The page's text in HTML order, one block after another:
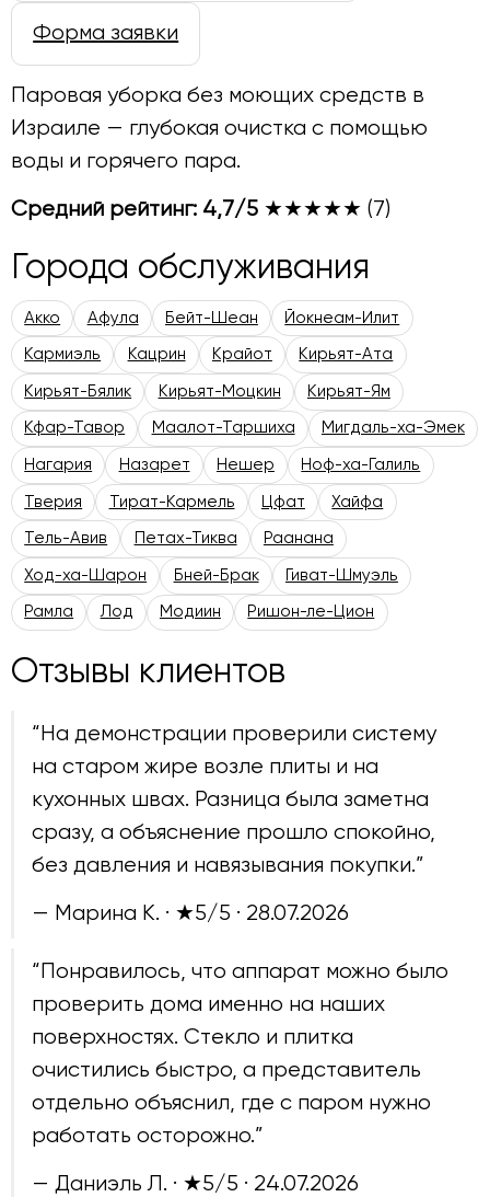
Форма заявки
Паровая уборка без моющих средств в
Израиле — глубокая очистка с помощью
воды и горячего пара.
Средний рейтинг: 4,7/5 ★★★★★ (7)
Города обслуживания
Акко Афула Бейт-Шеан Йокнеам-Илит
Кармиэль Кацрин Крайот Кирьят-Ата
Кирьят-Бялик Кирьят-Моцкин Кирьят-Ям
Кфар-Тавор Маалот-Таршиха Мигдаль-ха-Эмек
Нагария Назарет Нешер Ноф-ха-Галиль
Тверия Тират-Кармель Цфат Хайфа
Тель-Авив Петах-Тиква Раанана
Ход-ха-Шарон Бней-Брак Гиват-Шмуэль
Рамла Лод Модиин Ришон-ле-Цион
Отзывы клиентов
“На демонстрации проверили систему
на старом жире возле плиты и на
кухонных швах. Разница была заметна
сразу, а объяснение прошло спокойно,
без давления и навязывания покупки.”
— Марина К. · ★5/5 · 28.07.2026
“Понравилось, что аппарат можно было
проверить дома именно на наших
поверхностях. Стекло и плитка
очистились быстро, а представитель
отдельно объяснил, где с паром нужно
работать осторожно.”
— Даниэль Л. · ★5/5 · 24.07.2026